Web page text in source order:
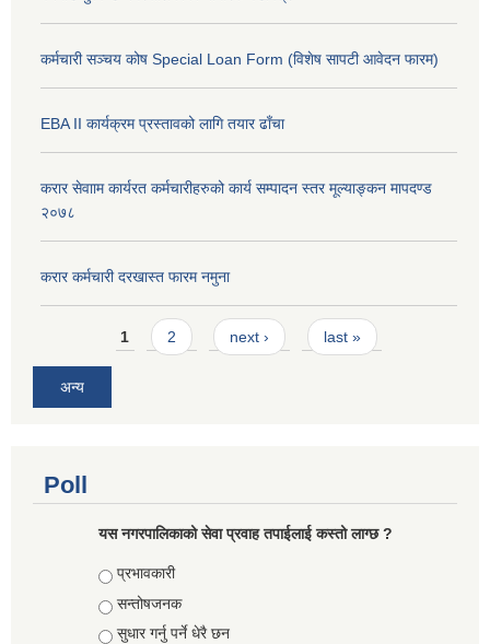
कर्मचारी सञ्चय कोष Special Loan Form (विशेष सापटी आवेदन फारम)
EBA II कार्यक्रम प्रस्तावको लागि तयार ढाँचा
करार सेवााम कार्यरत कर्मचारीहरुको कार्य सम्पादन स्तर मूल्याङ्कन मापदण्ड
२०७८
करार कर्मचारी दरखास्त फारम नमुना
Pages1 2 next › last »
अन्य
Poll
यस नगरपालिकाको सेवा प्रवाह तपाईलाई कस्तो लाग्छ ?
Choices
प्रभावकारी
सन्तोषजनक
सुधार गर्नु पर्ने धेरै छन